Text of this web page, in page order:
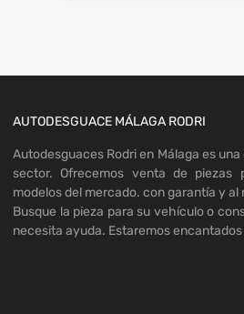
AUTODESGUACE MÁLAGA RODRI
Autodesguaces Rodri en Málaga es
sector. Ofrecemos venta de
modelos del mercado. con garantía y al
Busque la pieza para su vehículo o
necesita ayuda. Estaremos